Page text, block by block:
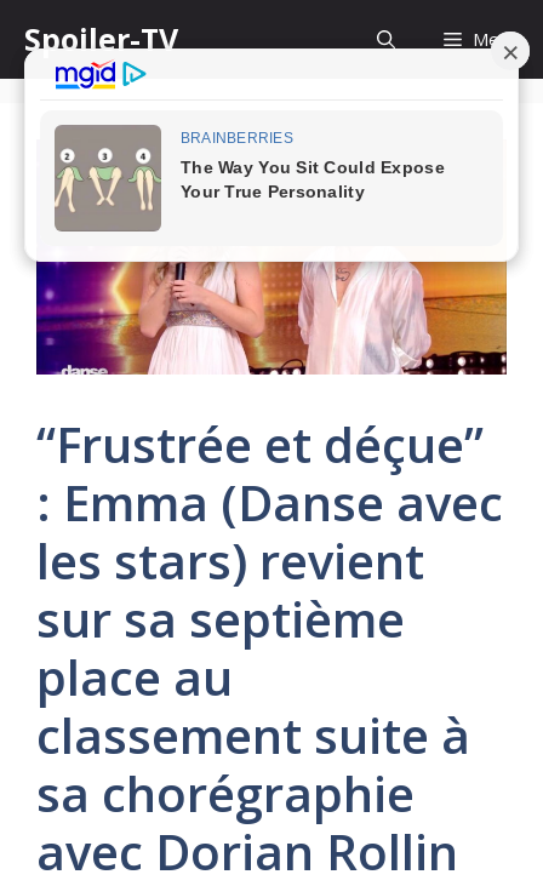
content
Spoiler-TV Menu
“Frustrée et déçue”
: Emma (Danse avec
les stars) revient
sur sa septième
place au
classement suite à
sa chorégraphie
avec Dorian Rollin